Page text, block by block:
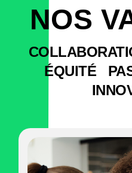
NOS
ÉQUITÉ